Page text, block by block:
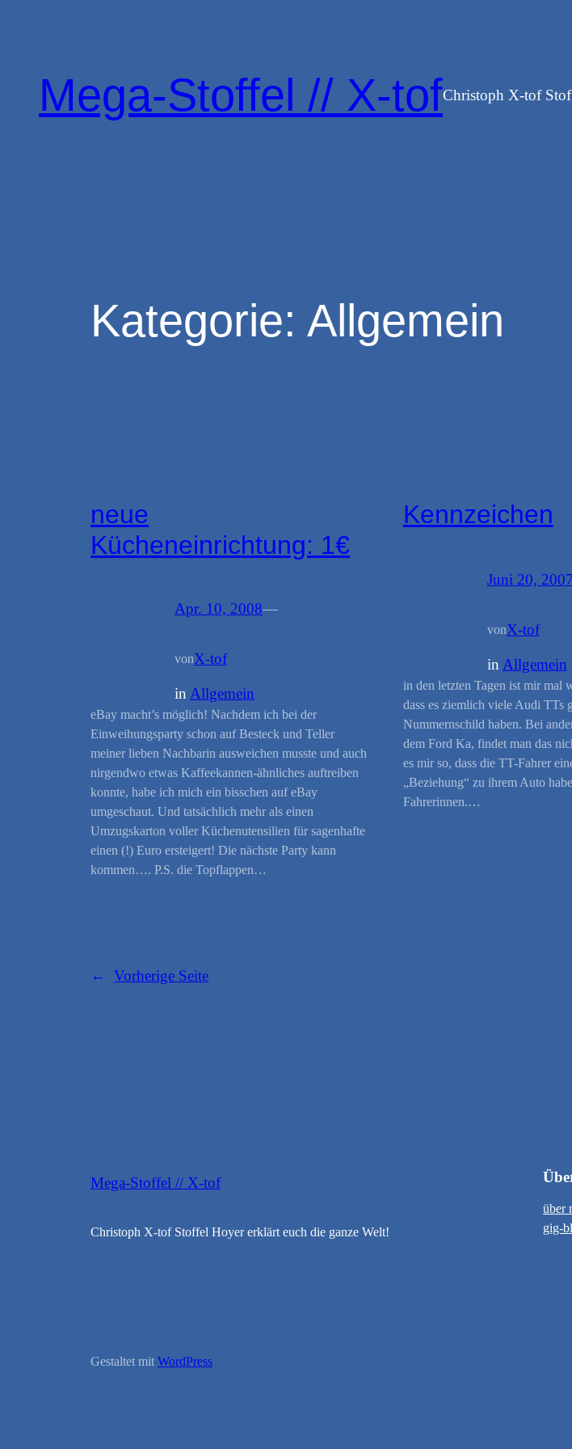
Mega-Stoffel // X-tofChristoph X-tof
Kategorie: Allgemein
neue
Kücheneinrichtung: 1€
Apr. 10, 2008—
vonX-tof
in Allgemein
eBay macht’s möglich! Nachdem ich bei der
Einweihungsparty schon auf Besteck und Teller
meiner lieben Nachbarin ausweichen musste und auch
nirgendwo etwas Kaffeekannen-ähnliches auftreiben
konnte, habe ich mich ein bisschen auf eBay
umgeschaut. Und tatsächlich mehr als einen
Umzugskarton voller Küchenutensilien für sagenhafte
einen (!) Euro ersteigert! Die nächste Party kann
kommen…. P.S. die Topflappen…
Kennzeichen
Juni 20, 2007
vonX-tof
in Allgemein
in den letzten Tagen ist mir mal
dass es ziemlich viele Audi TTs
Nummernschild haben. Bei
dem Ford Ka, findet man das
es mir so, dass die TT-Fahrer
„Beziehung“ zu ihrem Auto
Fahrerinnen.…
← Vorherige Seite
Mega-Stoffel // X-tof
Christoph X-tof Stoffel Hoyer erklärt euch die ganze Welt!
über
gig-
Gestaltet mit WordPress